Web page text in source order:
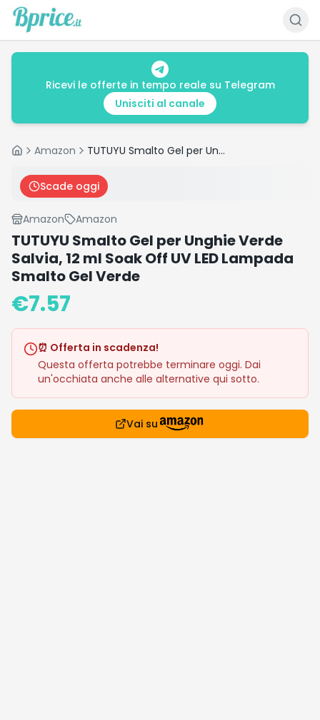
Ricevi le offerte in tempo reale su Telegram
Unisciti al canale
HomeAmazon TUTUYU Smalto Gel per Unghie Verde Salvia, 12 ml Soak Off UV LED Lampada Smalto Gel Verde
Scade oggi
Amazon Amazon
TUTUYU Smalto Gel per Unghie Verde
Salvia, 12 ml Soak Off UV LED Lampada
Smalto Gel Verde
€7.57
⏰ Offerta in scadenza!
Questa offerta potrebbe terminare oggi. Dai
un'occhiata anche alle alternative qui sotto.
Vai su